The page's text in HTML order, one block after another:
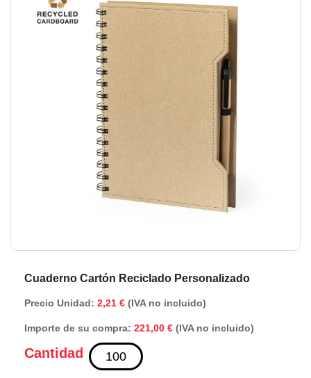
Cuaderno Cartón Reciclado Personalizado
Precio Unidad: 2,21 € (IVA no incluido)
Importe de su compra: 221,00 € (IVA no incluido)
Cantidad